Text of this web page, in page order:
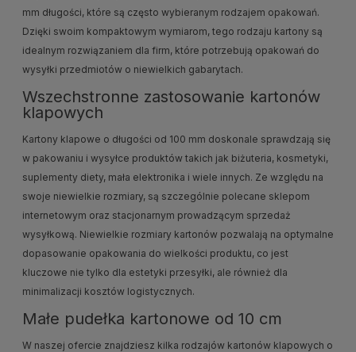
mm długości, które są często wybieranym rodzajem opakowań.
Dzięki swoim kompaktowym wymiarom, tego rodzaju kartony są
idealnym rozwiązaniem dla firm, które potrzebują opakowań do
wysyłki przedmiotów o niewielkich gabarytach.
Wszechstronne zastosowanie kartonów
klapowych
Kartony klapowe o długości od 100 mm doskonale sprawdzają się
w pakowaniu i wysyłce produktów takich jak biżuteria, kosmetyki,
suplementy diety, mała elektronika i wiele innych. Ze względu na
swoje niewielkie rozmiary, są szczególnie polecane sklepom
internetowym oraz stacjonarnym prowadzącym sprzedaż
wysyłkową. Niewielkie rozmiary kartonów pozwalają na optymalne
dopasowanie opakowania do wielkości produktu, co jest
kluczowe nie tylko dla estetyki przesyłki, ale również dla
minimalizacji kosztów logistycznych.
Małe pudełka kartonowe od 10 cm
W naszej ofercie znajdziesz kilka rodzajów kartonów klapowych o